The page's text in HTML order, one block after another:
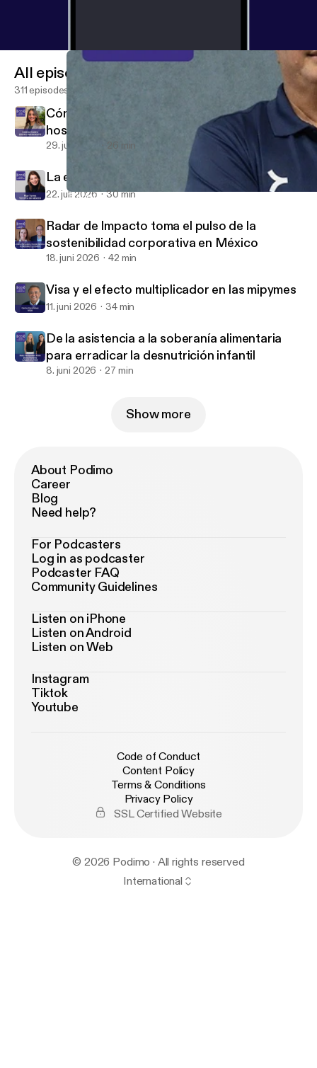
Grupo dportenis entra al Top 10 de Súper Empresas:
All episodes
311 episodes
Cómo Grupo Presidente transforma la
hospitalidad en México con sostenibilidad
29. juli 2026 26 min
La estrategia de ESG de Toyota en México
22. juli 2026 30 min
Radar de Impacto toma el pulso de la
sostenibilidad corporativa en México
18. juni 2026 42 min
Visa y el efecto multiplicador en las mipymes
11. juni 2026 34 min
De la asistencia a la soberanía alimentaria
para erradicar la desnutrición infantil
8. juni 2026 27 min
Show more
About Podimo
Career
Blog
Need help?
For Podcasters
Log in as podcaster
Podcaster FAQ
Community Guidelines
Listen on iPhone
Listen on Android
Listen on Web
Instagram
Tiktok
Youtube
Code of Conduct
Content Policy
Terms & Conditions
Privacy Policy
SSL Certified Website
© 2026 Podimo · All rights reserved
International